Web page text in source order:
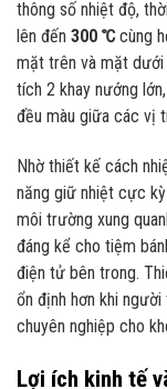
thông số nhiệt độ,
lên đến 300 ℃cùng
mặt trên và mặt dưới
tích 2 khay nướng
đều màu giữa các vị
Nhờ thiết kế cách
năng giữ nhiệt cực
môi trường xung
đáng kể cho tiệm
điện tử bên trong.
ổn định hơn khi
chuyên nghiệp cho
Lợi ích kinh tế